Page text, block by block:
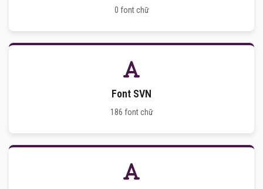
0 font chữ
Font SVN
186 font chữ